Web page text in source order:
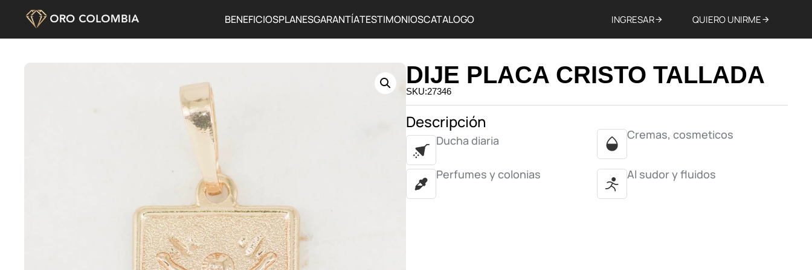
BENEFICIOSPLANESGARANTÍATESTIMONIOSCATALOGO INGRESAR QUIERO UNIRME
DIJE PLACA CRISTO TALLADA
SKU:27346
Descripción
Ducha diaria Cremas, cosmeticos
Perfumes y colonias Al sudor y fluidos